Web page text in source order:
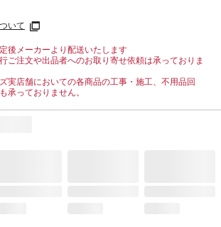
いて
後メーカーより配送いたします
ご注文や出品者へのお取り寄せ依頼は承っておりま
実店舗においての各商品の工事・施工、不用品回
承っておりません。